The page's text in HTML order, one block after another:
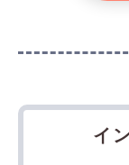
イ